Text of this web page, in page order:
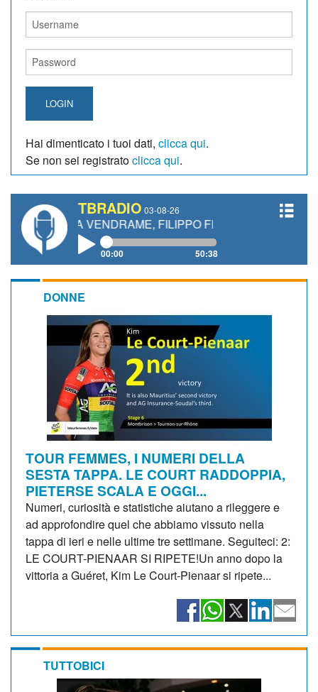
LOGIN
Hai dimenticato i tuoi dati, clicca qui.
Se non sei registratoclicca qui.
TBRADIO 03-08-26
VENDRAME, FILIPPO FIORELLI
00:00 50:38
DONNE
TOUR FEMMES, I NUMERI DELLA
SESTA TAPPA. LE COURT RADDOPPIA,
PIETERSE SCALA E OGGI...
Numeri, curiosità e statistiche aiutano a rileggere e
ad approfondire quel che abbiamo vissuto nella
tappa di ieri e nelle ultime tre settimane. Seguiteci: 2:
LE COURT-PIENAAR SI RIPETE!Un anno dopo la
vittoria a Guéret, Kim Le Court-Pienaar si ripete...
TUTTOBICI